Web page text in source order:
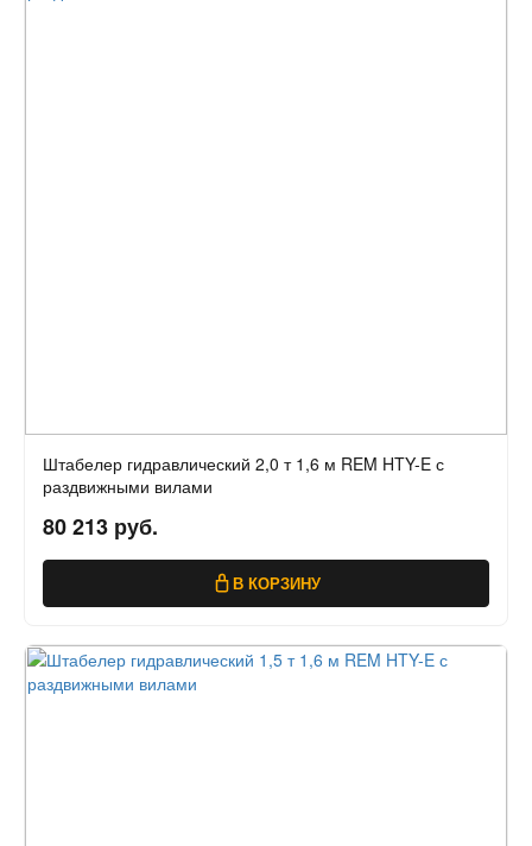
Штабелер гидравлический 2,0 т 1,6 м REM HTY-E с
раздвижными вилами
80 213 руб.
В КОРЗИНУ